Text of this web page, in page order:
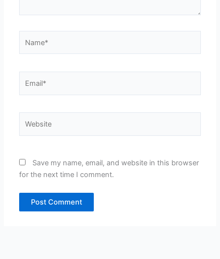
Save my name, email, and website in this browser
for the next time I comment.